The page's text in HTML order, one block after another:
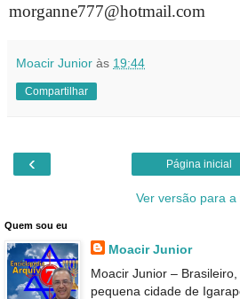
morganne777@hotmail.com
Moacir Junior às 19:44
Compartilhar
‹ Página inicial
Ver versão para a
Quem sou eu
Moacir Junior
Moacir Junior –
pequena cidade de